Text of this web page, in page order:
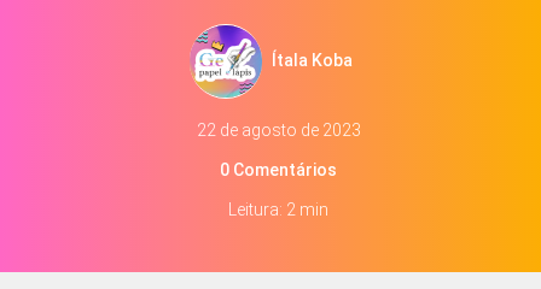
Ítala Koba
22 de agosto de 2023
0 Comentários
Leitura: 2 min